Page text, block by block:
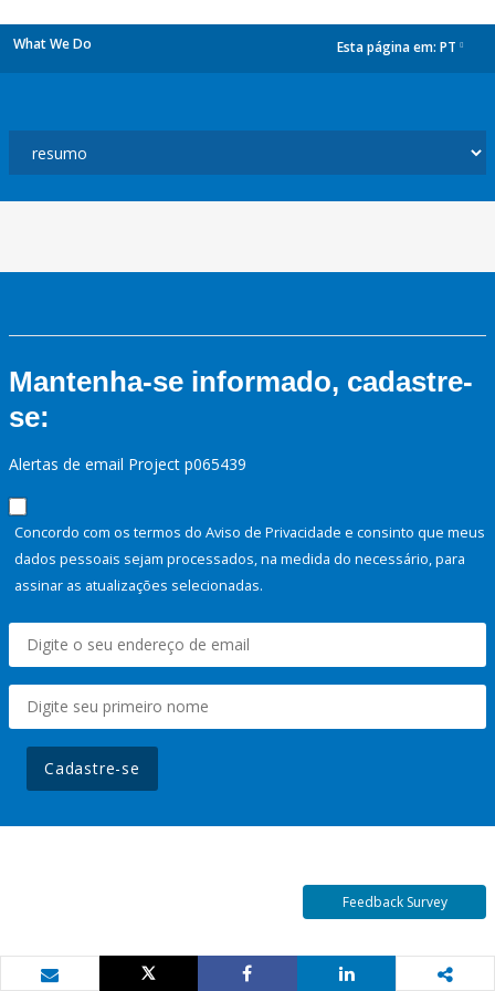
What We Do Esta página em: PT
Mantenha-se informado, cadastre-
se:
Alertas de email Project p065439
Concordo com os termos do Aviso de Privacidade e consinto que meus
dados pessoais sejam processados, na medida do necessário, para
assinar as atualizações selecionadas.
Cadastre-se
Feedback Survey